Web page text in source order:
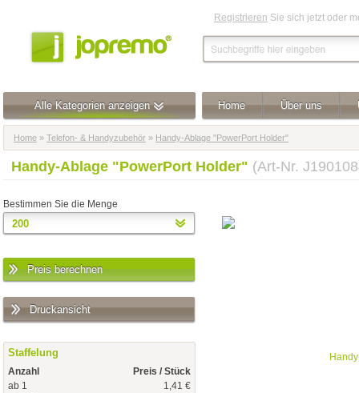
Registrieren Sie sich jetzt oder
Alle Kategorien anzeigen Home Über uns
Home » Telefon- & Handyzubehör » Handy-Ablage "PowerPort Holder"
Handy-Ablage "PowerPort Holder" (Art-Nr.
Bestimmen Sie die Menge
Preis berechnen
Druckansicht
Staffelung
Anzahl
Preis / Stück
ab 1
1,41 €